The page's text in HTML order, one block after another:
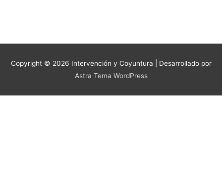
Copyright © 2026 Intervención y Coyuntura | Desarrollado por
Astra Tema WordPress